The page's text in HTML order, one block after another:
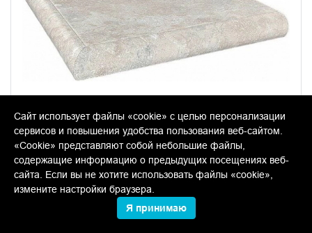
SG218500R/GR/AN Галерея светлый
керамическая cтупень угловая 30*30
Размер:
Сайт использует файлы «cookie» с целью персонализации
сервисов и повышения удобства пользования веб-сайтом.
«Cookie» представляют собой небольшие файлы,
содержащие информацию о предыдущих посещениях веб-
сайта. Если вы не хотите использовать файлы «cookie»,
измените настройки браузера.
Я принимаю